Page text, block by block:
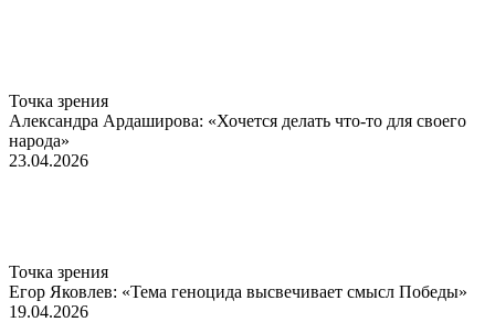
Точка зрения
Александра Ардаширова: «Хочется делать что-то для своего
народа»
23.04.2026
Точка зрения
Егор Яковлев: «Тема геноцида высвечивает смысл Победы»
19.04.2026